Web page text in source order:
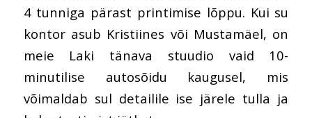
4 tunniga pärast printimise lõppu. Kui su
kontor asub Kristiines või Mustamäel, on
meie Laki tänava stuudio vaid 10-
minutilise autosõidu kaugusel, mis
võimaldab sul detailile ise järele tulla ja